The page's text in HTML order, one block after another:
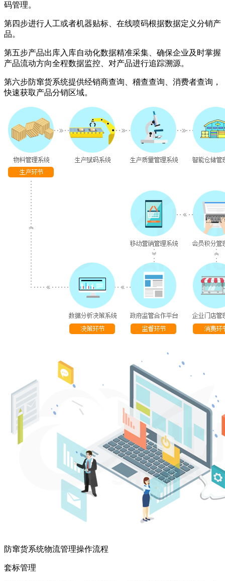
码管理。
第四步进行人工或者机器贴标、在线喷码根据数据定义分销产
品。
第五步产品出库入库自动化数据精准采集、确保企业及时掌握
产品流动方向全程数据监控、对产品进行追踪溯源。
第六步防窜货系统提供经销商查询、稽查查询、消费者查询，
快速获取产品分销区域。
防窜货系统物流管理操作流程
套标管理